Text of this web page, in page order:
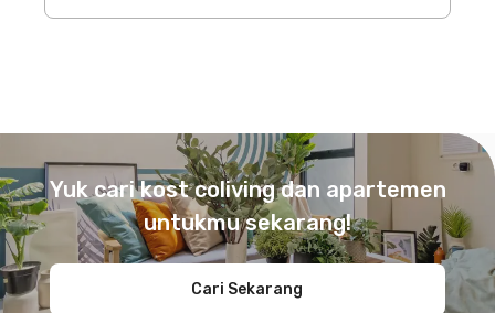
Yuk cari kost coliving dan apartemen
untukmu sekarang!
Cari Sekarang